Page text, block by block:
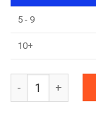
5 - 9
10+
Bàn Phím